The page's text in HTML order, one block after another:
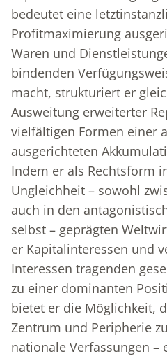
bedeutet eine
Profitmaximierung
Waren und
bindenden
macht, strukturiert er
Ausweitung erweiterter
vielfältigen Formen einer
ausgerichteten
Indem er als Rechtsform
Ungleichheit – sowohl
auch in den
selbst – geprägten
er Kapitalinteressen und
Interessen tragenden
zu einer dominanten
bietet er die Möglichkeit,
Zentrum und Peripherie
nationale Verfassungen